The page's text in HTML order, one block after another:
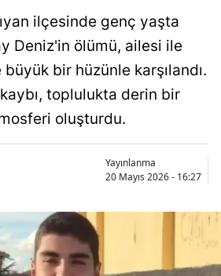
ilçesinde genç yaşta
Deniz'in ölümü, ailesi ile
bir hüzünle karşılandı.
toplulukta derin bir
oluşturdu.
Yayınlanma
20 Mayıs 2026 - 16:27